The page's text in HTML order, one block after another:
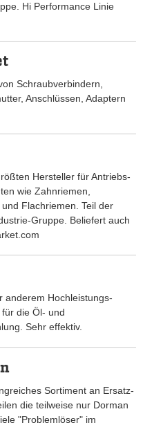
Hi Performance Linie
Schraubverbindern,
Anschlüssen, Adaptern
Hersteller für Antriebs-
wie Zahnriemen,
Flachriemen. Teil der
Gruppe. Beliefert auch
anderem Hochleistungs-
die Öl- und
Sehr effektiv.
Sortiment an Ersatz-
die teilweise nur Dorman
"Problemlöser" im